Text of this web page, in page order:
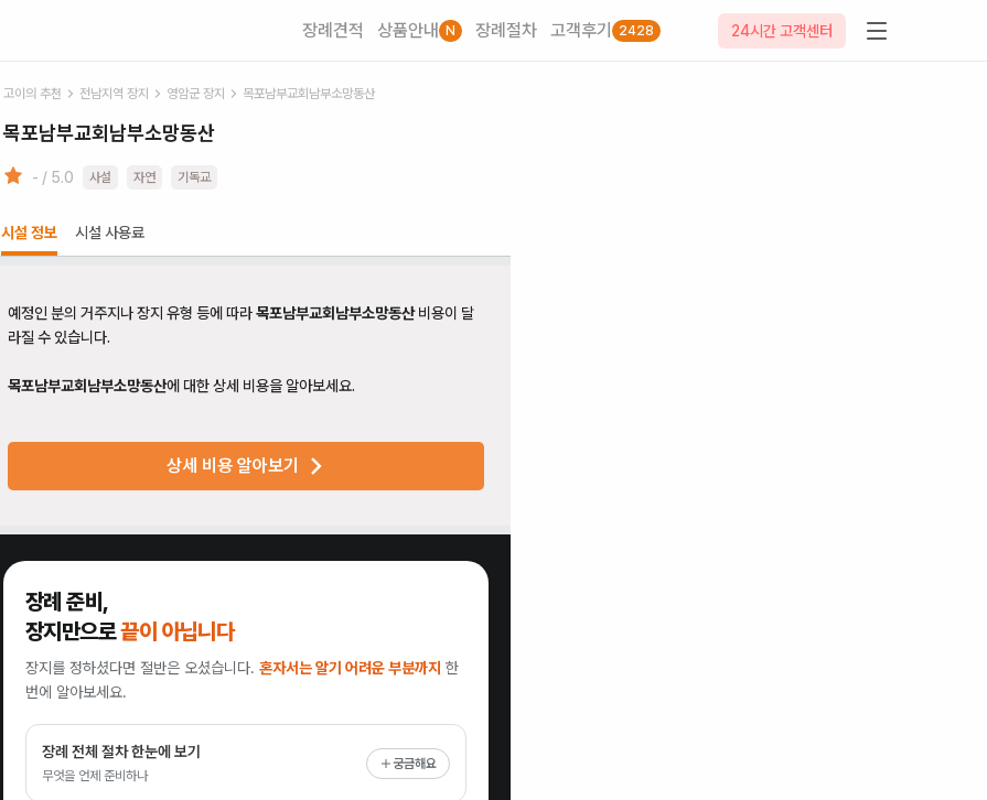
장례견적 상품안내 N 장례절차 고객후기 2428 24시간 고객센터
고이의 추천 전남지역 장지 영암군 장지 목포남부교회남부소망동산
목포남부교회남부소망동산
- / 5.0 사설 자연 기독교
시설 정보 시설 사용료
예정인 분의 거주지나 장지 유형 등에 따라목포남부교회남부소망동산비용이 달
라질 수 있습니다.
목포남부교회남부소망동산에 대한 상세 비용을 알아보세요.
상세 비용 알아보기
장례 준비,
장지만으로끝이 아닙니다
장지를 정하셨다면 절반은 오셨습니다. 혼자서는 알기 어려운 부분까지 한
번에 알아보세요.
장례 전체 절차 한눈에 보기
무엇을 언제 준비하나
궁금해요